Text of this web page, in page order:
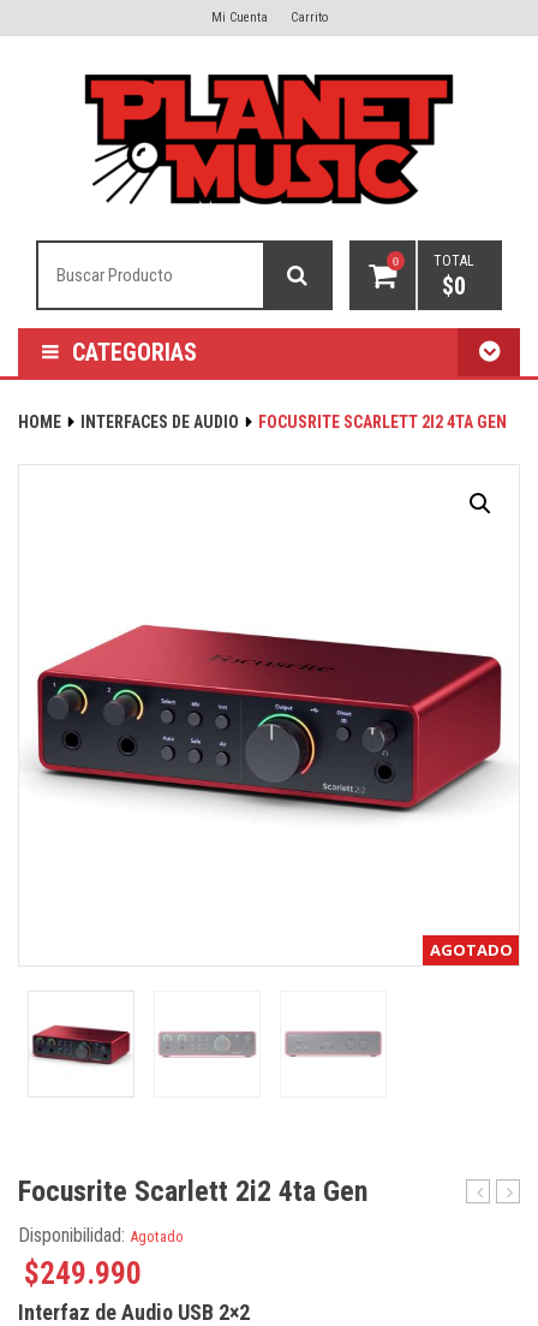
Mi Cuenta Carrito
0 TOTAL
$0
CATEGORIAS
HOME INTERFACES DE AUDIO FOCUSRITE SCARLETT 2I2 4TA GEN
AGOTADO
Focusrite Scarlett 2i2 4ta Gen
Disponibilidad: Agotado
$249.990
Interfaz de Audio USB 2×2